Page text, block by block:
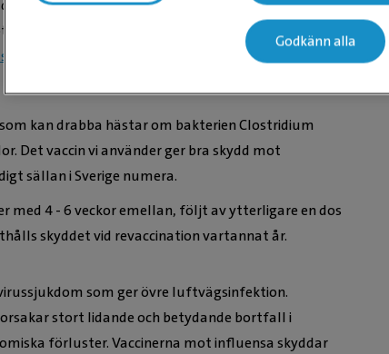
finns betydligt fler vacciner att tillgå för häst.
behov så kan det gå att lösa genom att få
kan drabba hästar om bakterien Clostridium
Det vaccin vi använder ger bra skydd mot
sällan i Sverige numera.
med 4 - 6 veckor emellan, följt av ytterligare en dos
skyddet vid revaccination vartannat år.
som ger övre luftvägsinfektion.
stort lidande och betydande bortfall i
förluster. Vaccinerna mot influensa skyddar
Godkänn alla